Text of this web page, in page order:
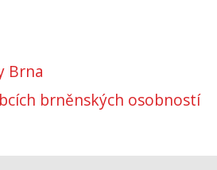
Brna
brněnských osobností